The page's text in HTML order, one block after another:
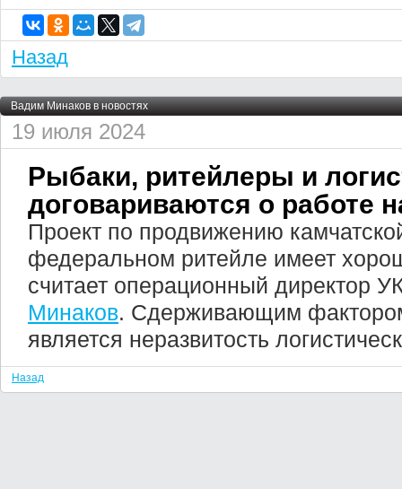
Назад
Вадим Минаков в новостях
19 июля 2024
Рыбаки, ритейлеры и
договариваются о работе
Проект по продвижению
федеральном ритейле имеет
считает операционный директор
Минаков. Сдерживающим
является неразвитость
Назад